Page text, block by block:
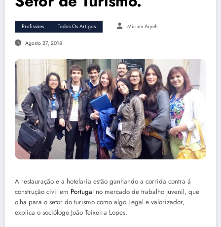
Profissões Todos Os Artigos Miriam Aryeh
Agosto 27, 2018
A restauração e a hotelaria estão ganhando a corrida contra á
construção civil em Portugal no mercado de trabalho juvenil, que
olha para o setor do turismo como algo Legal e valorizador,
explica o sociólogo João Teixeira Lopes.